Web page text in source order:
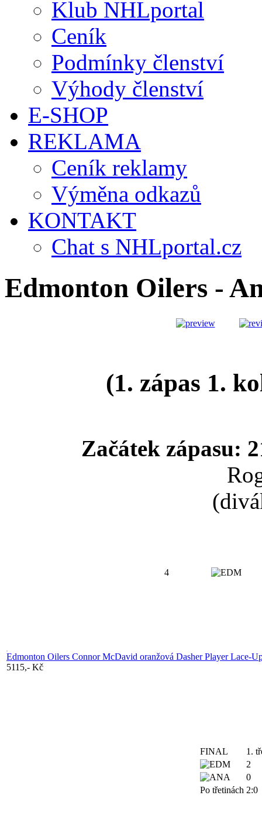
Klub NHLportal
Ceník
Podmínky členství
Výhody členství
E-SHOP
REKLAMA
Ceník reklamy
Výměna odkazů
KONTAKT
Chat s NHLportal.cz
Edmonton Oilers -
(1. zápas 1.
Začátek zápasu:
4
Edmonton Oilers Connor McDavid oranžová Dasher Player Lace-
5115,- Kč
FINAL
1.
2
0
Po třetinách 2:0